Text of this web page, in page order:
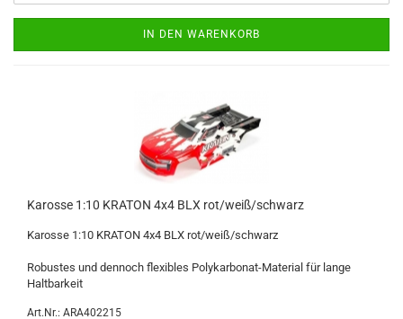
IN DEN WARENKORB
Karosse 1:10 KRATON 4x4 BLX rot/weiß/schwarz
Karosse 1:10 KRATON 4x4 BLX rot/weiß/schwarz
Robustes und dennoch flexibles Polykarbonat-Material für lange
Haltbarkeit
Art.Nr.: ARA402215